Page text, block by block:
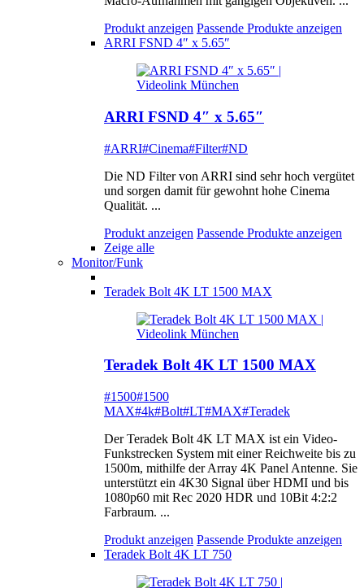
Produkt anzeigen Passende Produkte anzeigen
ARRI FSND 4″ x 5.65″
ARRI FSND 4″ x 5.65″
#ARRI#Cinema#Filter#ND
Die ND Filter von ARRI sind sehr hoch vergütet
und sorgen damit für gewohnt hohe Cinema
Qualität. ...
Produkt anzeigen Passende Produkte anzeigen
Zeige alle
Monitor/Funk
Teradek Bolt 4K LT 1500 MAX
Teradek Bolt 4K LT 1500 MAX
#1500#1500
MAX#4k#Bolt#LT#MAX#Teradek
Der Teradek Bolt 4K LT MAX ist ein Video-
Funkstrecken System mit einer Reichweite bis zu
1500m, mithilfe der Array 4K Panel Antenne. Sie
unterstützt ein 4K30 Signal über HDMI und bis
1080p60 mit Rec 2020 HDR und 10Bit 4:2:2
Farbraum. ...
Produkt anzeigen Passende Produkte anzeigen
Teradek Bolt 4K LT 750